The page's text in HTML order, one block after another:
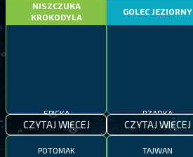
NISZCZUKA
KROKODYLA
CZYTAJ WIĘCEJ
GOLEC JEZIORNY
CZYTAJ WIĘCEJ
POTOMAK TAJWAN